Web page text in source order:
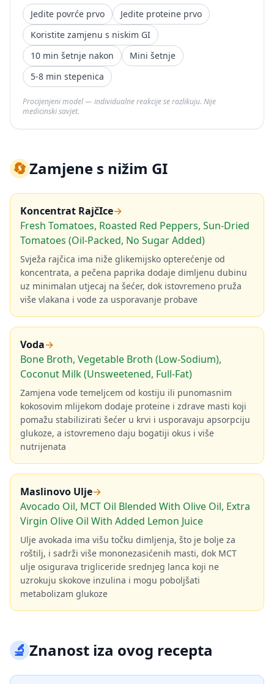
Jedite povrće prvo
Jedite proteine prvo
Koristite zamjenu s niskim GI
10 min šetnje nakon
Mini šetnje
5-8 min stepenica
Procijenjeni model — individualne reakcije se razlikuju. Nije
medicinski savjet.
🔄Zamjene s nižim GI
Koncentrat RajčIce→
Fresh Tomatoes, Roasted Red Peppers, Sun-Dried
Tomatoes (Oil-Packed, No Sugar Added)
Svježa rajčica ima niže glikemijsko opterećenje od
koncentrata, a pečena paprika dodaje dimljenu dubinu
uz minimalan utjecaj na šećer, dok istovremeno pruža
više vlakana i vode za usporavanje probave
Voda→
Bone Broth, Vegetable Broth (Low-Sodium),
Coconut Milk (Unsweetened, Full-Fat)
Zamjena vode temeljcem od kostiju ili punomasnim
kokosovim mlijekom dodaje proteine i zdrave masti koji
pomažu stabilizirati šećer u krvi i usporavaju apsorpciju
glukoze, a istovremeno daju bogatiji okus i više
nutrijenata
Maslinovo Ulje→
Avocado Oil, MCT Oil Blended With Olive Oil, Extra
Virgin Olive Oil With Added Lemon Juice
Ulje avokada ima višu točku dimljenja, što je bolje za
roštilj, i sadrži više mononezasićenih masti, dok MCT
ulje osigurava trigliceride srednjeg lanca koji ne
uzrokuju skokove inzulina i mogu poboljšati
metabolizam glukoze
🔬Znanost iza ovog recepta